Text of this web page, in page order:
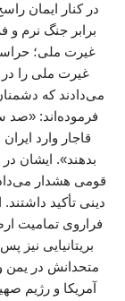
در کنار ایمان
غیرت ملی؛
غیرت ملی را در
می‌دادند که
فرموده‌اند: «صد
قاجار وارد
بدهند». ایشان
قومی هشدار
دینی تأکید
فراروی تمامیت
بریتانیایی نیز
متحدانش در یمن و
آمریکا و رژیم